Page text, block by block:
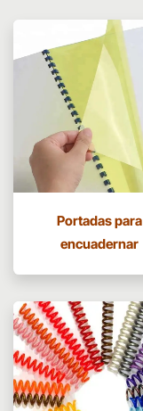
Portadas para
encuadernar